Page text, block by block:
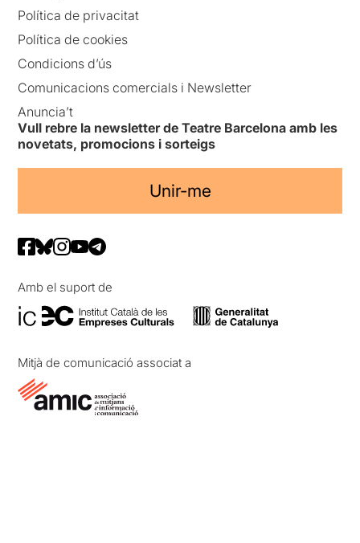
Política de privacitat
Política de cookies
Condicions d’ús
Comunicacions comercials i Newsletter
Anuncia’t
Vull rebre la newsletter de Teatre Barcelona amb les
novetats, promocions i sorteigs
Unir-me
Amb el suport de
Mitjà de comunicació associat a